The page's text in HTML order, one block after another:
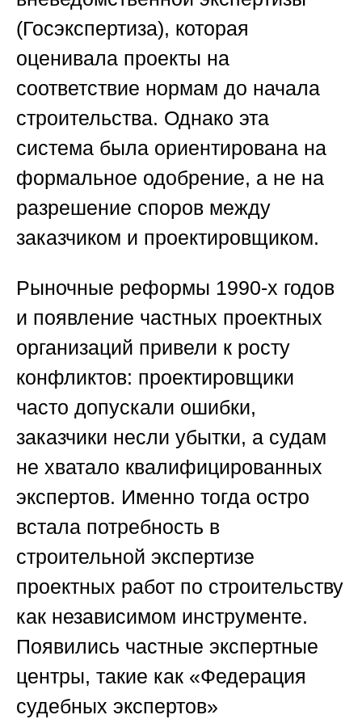
(Госэкспертиза), которая
оценивала проекты на
соответствие нормам до начала
строительства. Однако эта
система была ориентирована на
формальное одобрение, а не на
разрешение споров между
заказчиком и проектировщиком.
Рыночные реформы 1990-х годов
и появление частных проектных
организаций привели к росту
конфликтов: проектировщики
часто допускали ошибки,
заказчики несли убытки, а судам
не хватало квалифицированных
экспертов. Именно тогда остро
встала потребность в
строительной экспертизе
проектных работ по строительству
как независимом инструменте.
Появились частные экспертные
центры, такие как «Федерация
судебных экспертов»